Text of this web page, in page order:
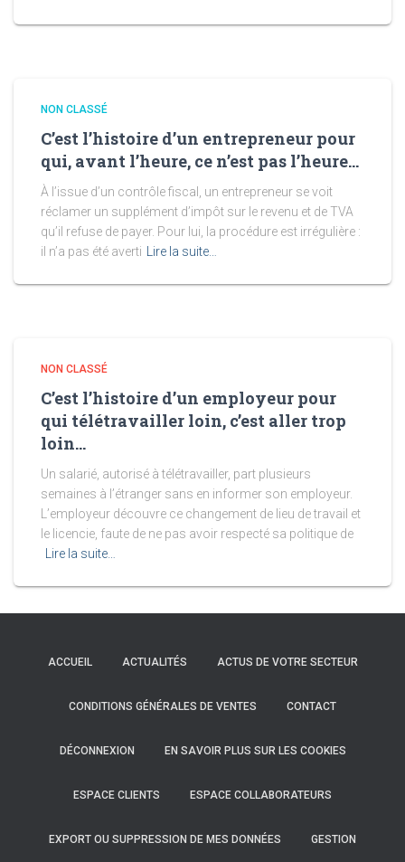
NON CLASSÉ
C’est l’histoire d’un entrepreneur pour
qui, avant l’heure, ce n’est pas l’heure…
À l’issue d’un contrôle fiscal, un entrepreneur se voit
réclamer un supplément d’impôt sur le revenu et de TVA
qu’il refuse de payer. Pour lui, la procédure est irrégulière :
il n’a pas été averti
Lire la suite…
NON CLASSÉ
C’est l’histoire d’un employeur pour
qui télétravailler loin, c’est aller trop
loin…
Un salarié, autorisé à télétravailler, part plusieurs
semaines à l’étranger sans en informer son employeur.
L’employeur découvre ce changement de lieu de travail et
le licencie, faute de ne pas avoir respecté sa politique de
Lire la suite…
ACCUEIL ACTUALITÉS ACTUS DE VOTRE SECTEUR
CONDITIONS GÉNÉRALES DE VENTES CONTACT
DÉCONNEXION EN SAVOIR PLUS SUR LES COOKIES
ESPACE CLIENTS ESPACE COLLABORATEURS
EXPORT OU SUPPRESSION DE MES DONNÉES GESTION